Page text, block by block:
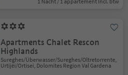
Apartments Chalet Rescon
Highlands
Sureghes/Überwasser/Sureghes/Oltretorrente,
Urtijëi/Ortisei, Dolomites Region Val Gardena